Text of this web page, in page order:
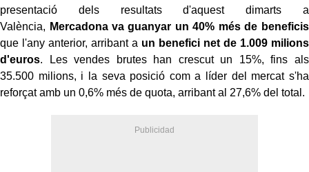
presentació dels resultats d'aquest dimarts a
València, Mercadona va guanyar un 40% més de beneficis
que l'any anterior, arribant a un benefici net de 1.009 milions
d'euros. Les vendes brutes han crescut un 15%, fins als
35.500 milions, i la seva posició com a líder del mercat s'ha
reforçat amb un 0,6% més de quota, arribant al 27,6% del total.